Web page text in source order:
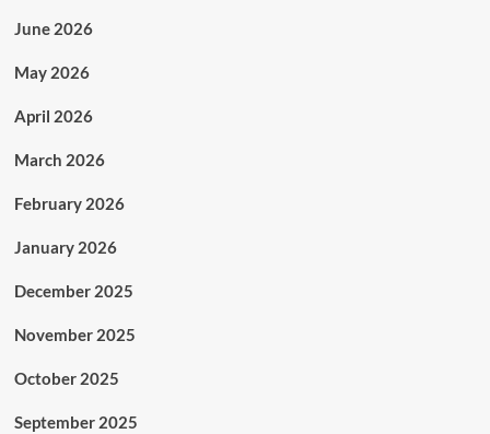
June 2026
May 2026
April 2026
March 2026
February 2026
January 2026
December 2025
November 2025
October 2025
September 2025